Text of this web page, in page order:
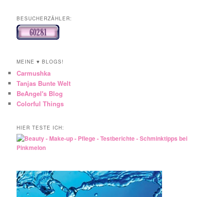
BESUCHERZÄHLER:
MEINE ♥ BLOGS!
Carmushka
Tanjas Bunte Welt
BeAngel's Blog
Colorful Things
HIER TESTE ICH: